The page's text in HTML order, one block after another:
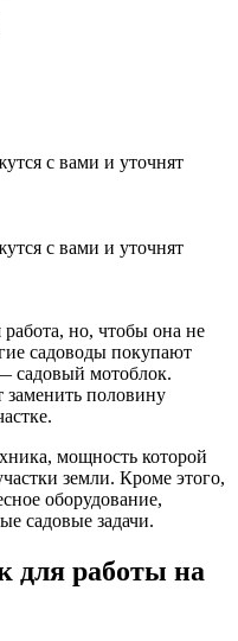
с вами и уточнят
с вами и уточнят
работа, но, чтобы она не
садоводы покупают
садовый мотоблок.
половину
мощность которой
земли. Кроме этого,
оборудование,
садовые задачи.
для работы на